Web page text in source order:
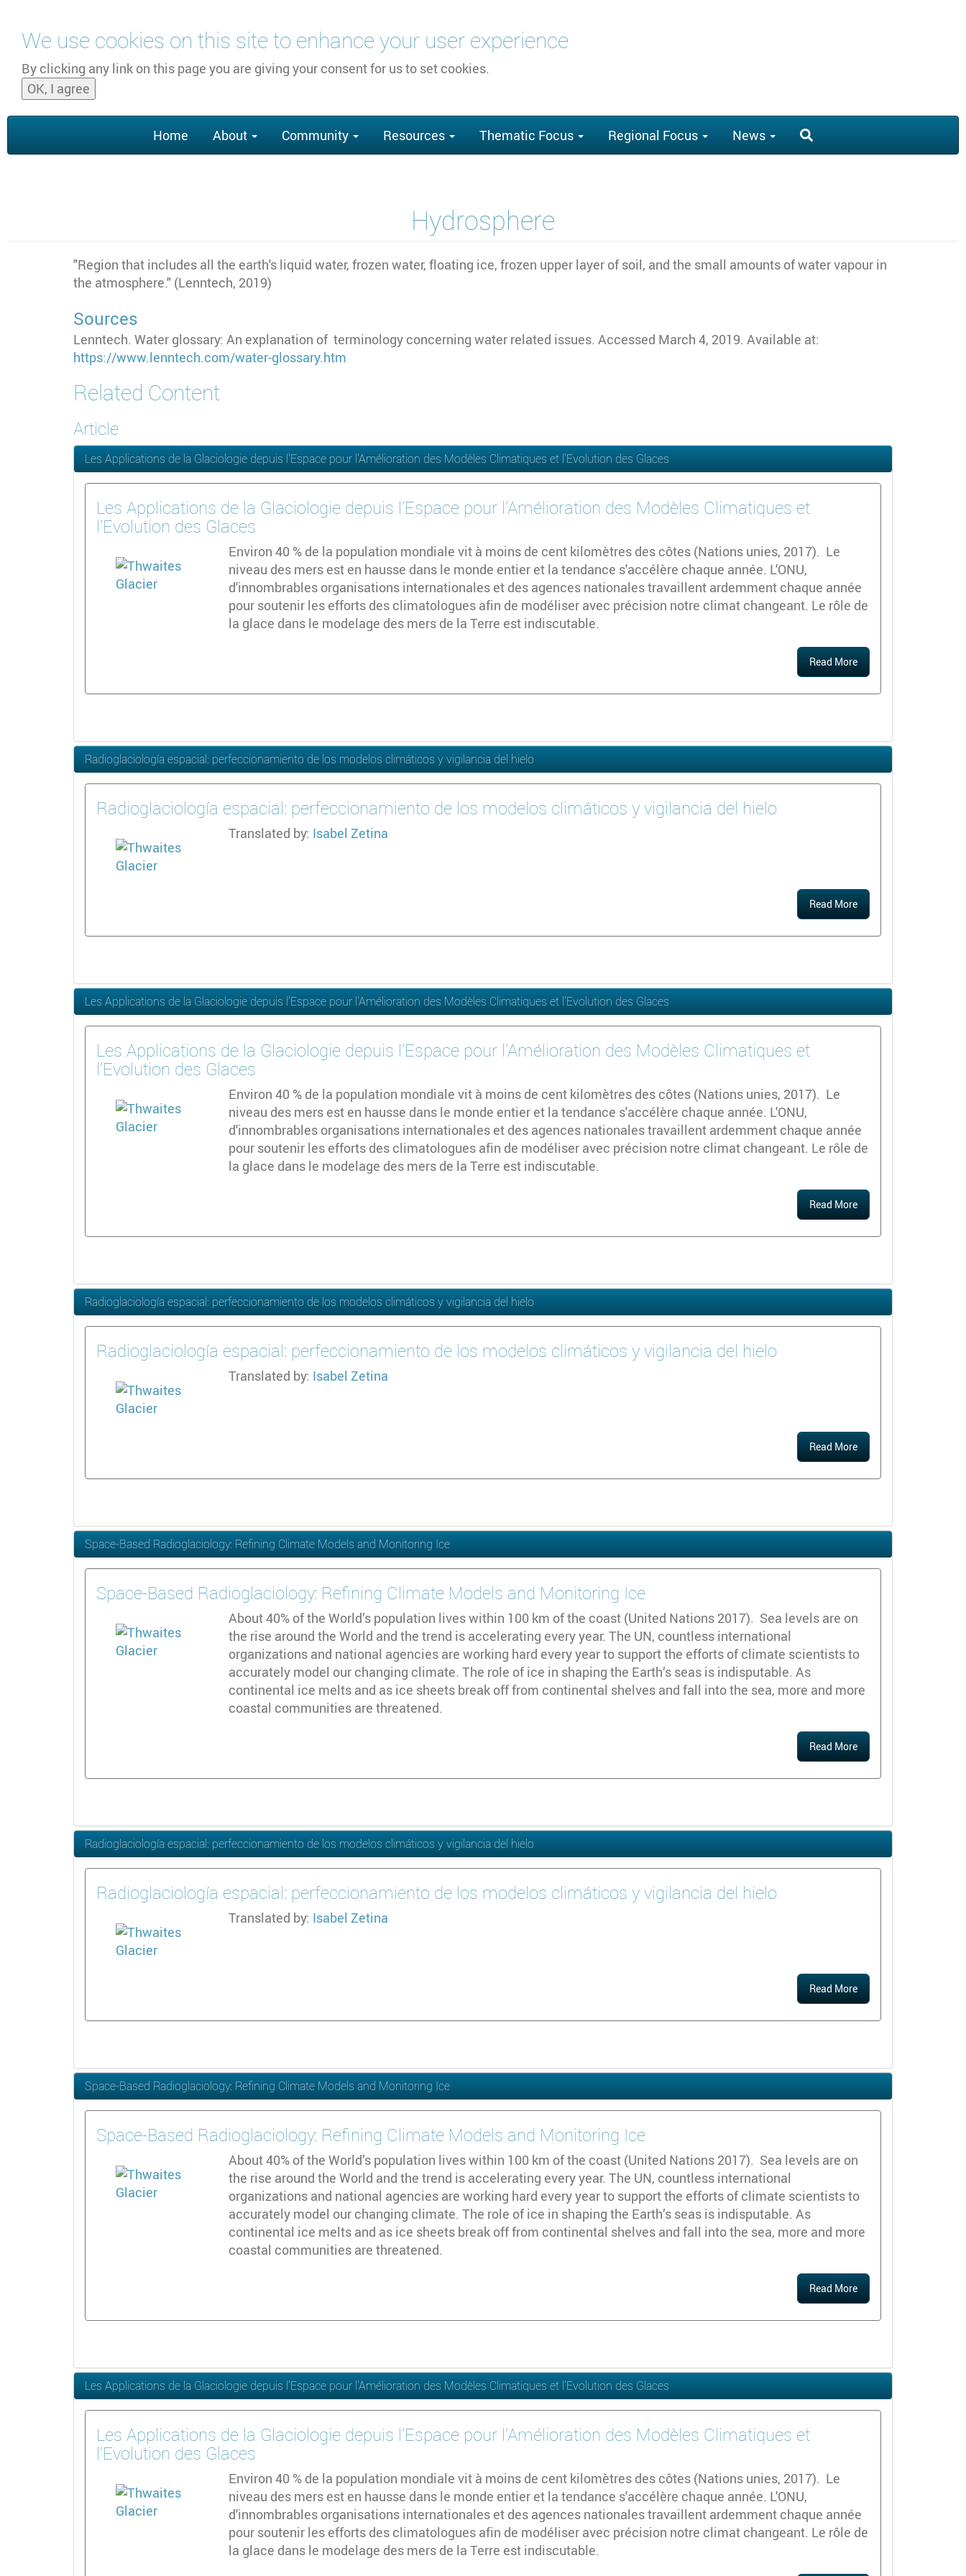
We use cookies on this site to enhance your user experience
By clicking any link on this page you are giving your consent for us to set cookies.
OK, I agree
navigation
Home About Community Resources Thematic Focus Regional Focus News
Hydrosphere
"Region that includes all the earth's liquid water, frozen water, floating ice, frozen upper layer of soil, and the small amounts of water vapour in
the atmosphere." (Lenntech, 2019)
Sources
Lenntech. Water glossary: An explanation of terminology concerning water related issues. Accessed March 4, 2019. Available at:
https://www.lenntech.com/water-glossary.htm
Related Content
Article
Les Applications de la Glaciologie depuis l'Espace pour l'Amélioration des Modèles Climatiques et l'Evolution des Glaces
Les Applications de la Glaciologie depuis l'Espace pour l'Amélioration des Modèles Climatiques et
l'Evolution des Glaces
Environ 40 % de la population mondiale vit à moins de cent kilomètres des côtes (Nations unies, 2017). Le
niveau des mers est en hausse dans le monde entier et la tendance s'accélère chaque année. L'ONU,
d'innombrables organisations internationales et des agences nationales travaillent ardemment chaque année
pour soutenir les efforts des climatologues afin de modéliser avec précision notre climat changeant. Le rôle de
la glace dans le modelage des mers de la Terre est indiscutable.
Read More
Radioglaciología espacial: perfeccionamiento de los modelos climáticos y vigilancia del hielo
Radioglaciología espacial: perfeccionamiento de los modelos climáticos y vigilancia del hielo
Translated by: Isabel Zetina
Read More
Les Applications de la Glaciologie depuis l'Espace pour l'Amélioration des Modèles Climatiques et l'Evolution des Glaces
Les Applications de la Glaciologie depuis l'Espace pour l'Amélioration des Modèles Climatiques et
l'Evolution des Glaces
Environ 40 % de la population mondiale vit à moins de cent kilomètres des côtes (Nations unies, 2017). Le
niveau des mers est en hausse dans le monde entier et la tendance s'accélère chaque année. L'ONU,
d'innombrables organisations internationales et des agences nationales travaillent ardemment chaque année
pour soutenir les efforts des climatologues afin de modéliser avec précision notre climat changeant. Le rôle de
la glace dans le modelage des mers de la Terre est indiscutable.
Read More
Radioglaciología espacial: perfeccionamiento de los modelos climáticos y vigilancia del hielo
Radioglaciología espacial: perfeccionamiento de los modelos climáticos y vigilancia del hielo
Translated by: Isabel Zetina
Read More
Space-Based Radioglaciology: Refining Climate Models and Monitoring Ice
Space-Based Radioglaciology: Refining Climate Models and Monitoring Ice
About 40% of the World’s population lives within 100 km of the coast (United Nations 2017). Sea levels are on
the rise around the World and the trend is accelerating every year. The UN, countless international
organizations and national agencies are working hard every year to support the efforts of climate scientists to
accurately model our changing climate. The role of ice in shaping the Earth’s seas is indisputable. As
continental ice melts and as ice sheets break off from continental shelves and fall into the sea, more and more
coastal communities are threatened.
Read More
Radioglaciología espacial: perfeccionamiento de los modelos climáticos y vigilancia del hielo
Radioglaciología espacial: perfeccionamiento de los modelos climáticos y vigilancia del hielo
Translated by: Isabel Zetina
Read More
Space-Based Radioglaciology: Refining Climate Models and Monitoring Ice
Space-Based Radioglaciology: Refining Climate Models and Monitoring Ice
About 40% of the World’s population lives within 100 km of the coast (United Nations 2017). Sea levels are on
the rise around the World and the trend is accelerating every year. The UN, countless international
organizations and national agencies are working hard every year to support the efforts of climate scientists to
accurately model our changing climate. The role of ice in shaping the Earth’s seas is indisputable. As
continental ice melts and as ice sheets break off from continental shelves and fall into the sea, more and more
coastal communities are threatened.
Read More
Les Applications de la Glaciologie depuis l'Espace pour l'Amélioration des Modèles Climatiques et l'Evolution des Glaces
Les Applications de la Glaciologie depuis l'Espace pour l'Amélioration des Modèles Climatiques et
l'Evolution des Glaces
Environ 40 % de la population mondiale vit à moins de cent kilomètres des côtes (Nations unies, 2017). Le
niveau des mers est en hausse dans le monde entier et la tendance s'accélère chaque année. L'ONU,
d'innombrables organisations internationales et des agences nationales travaillent ardemment chaque année
pour soutenir les efforts des climatologues afin de modéliser avec précision notre climat changeant. Le rôle de
la glace dans le modelage des mers de la Terre est indiscutable.